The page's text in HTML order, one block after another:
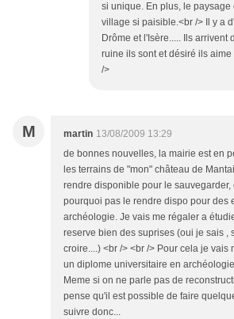
si unique. En plus, le paysage
village si paisible.<br /> Il y a
Drôme et l'Isère..... Ils arrivent
ruine ils sont et désiré ils aime
/>
M martin 13/08/2009 13:29
de bonnes nouvelles, la mairie est en
les terrains de "mon" château de
rendre disponible pour le sauvegarder,
pourquoi pas le rendre dispo pour des
archéologie. Je vais me régaler a
reserve bien des suprises (oui je sais ,
croire....) <br /> <br /> Pour cela je vais
un diplome universitaire en
Meme si on ne parle pas de
pense qu'il est possible de faire
suivre donc...